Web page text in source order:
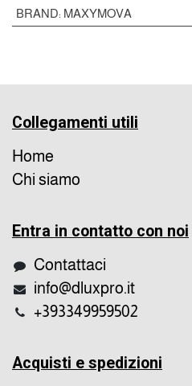
BRAND: MAXYMOVA
Collegamenti utili
Home
Chi siamo
Entra in contatto con noi
Contattaci
info@dluxpro.it
+393349959502
Acquisti e spedizioni